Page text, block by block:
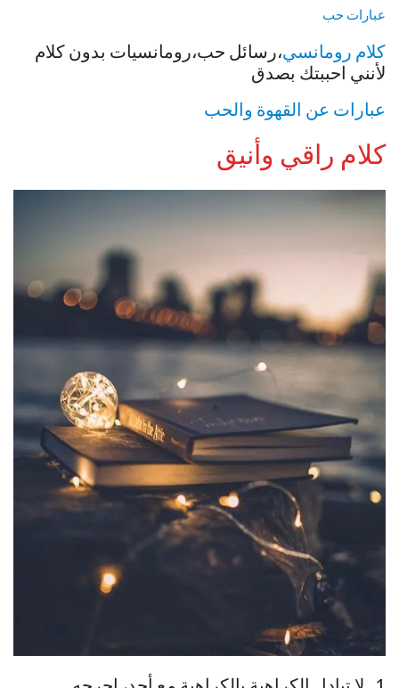
عبارات حب
كلام رومانسي،رسائل حب،رومانسيات بدون كلام
لأنني احببتك بصدق
عبارات عن القهوة والحب
كلام راقي وأنيق